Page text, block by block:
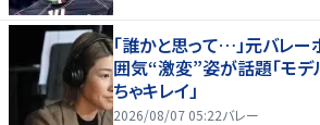
「誰かと思って…」元バレ
囲気“激変”姿が話題「モデ
ちゃキレイ」
2026/08/07 05:22バレー